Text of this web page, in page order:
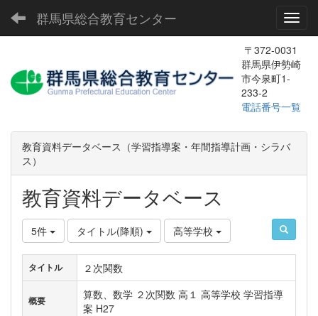
群馬県総合教育センター
〒372-0031
群馬県伊勢崎
市今泉町1-
233-2
電話番号一覧
教育資料データベース（学習指導案・年間指導計画・シラバ
ス）
教育資料データベース
5件 タイトル(降順) 高等学校
タイトル ２次関数
概要
算数、数学 ２次関数 高１ 高等学校 学習指導
案 H27